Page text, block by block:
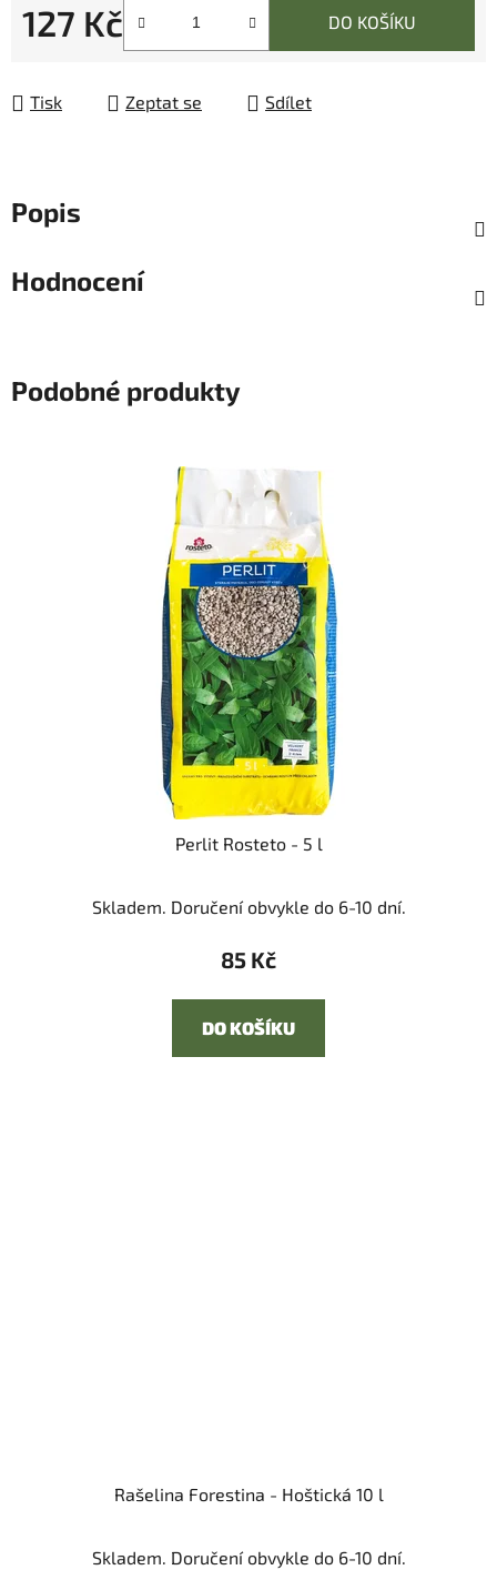
127 Kč DO KOŠÍKU
Tisk Zeptat se Sdílet
Popis
Hodnocení
Podobné produkty
Perlit Rosteto - 5 l
Skladem. Doručení obvykle do 6-10 dní.
85 Kč
DO KOŠÍKU
Rašelina Forestina - Hoštická 10 l
Skladem. Doručení obvykle do 6-10 dní.